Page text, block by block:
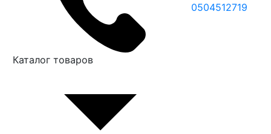
0504512719
Каталог товаров